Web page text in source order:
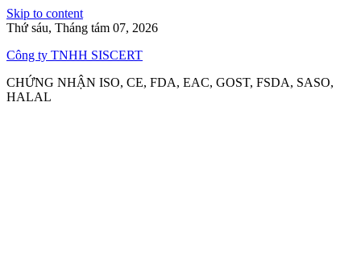
Skip to content
Thứ sáu, Tháng tám 07, 2026
Công ty TNHH SISCERT
CHỨNG NHẬN ISO, CE, FDA, EAC, GOST, FSDA, SASO,
HALAL